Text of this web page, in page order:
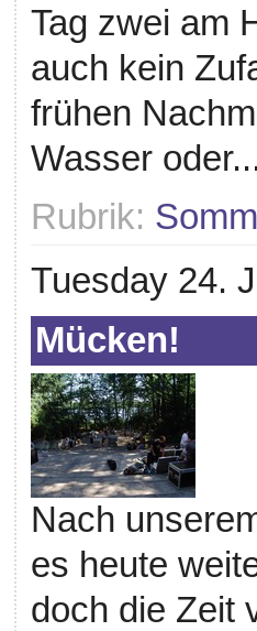
Tag zwei am
auch kein
frühen
Wasser
Rubrik:
Tuesday 24.
Mücken!
Nach
es heute
doch die Zeit